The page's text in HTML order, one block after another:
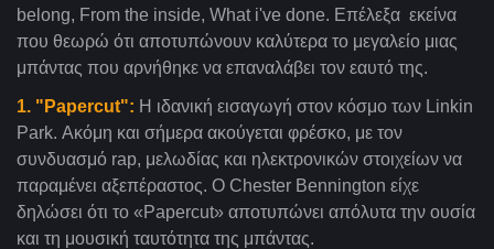
belong, From the inside, What i've done. Επέλεξα εκείνα
που θεωρώ ότι αποτυπώνουν καλύτερα το μεγαλείο μιας
μπάντας που αρνήθηκε να επαναλάβει τον εαυτό της.
1. "Papercut": Η ιδανική εισαγωγή στον κόσμο των Linkin
Park. Ακόμη και σήμερα ακούγεται φρέσκο, με τον
συνδυασμό rap, μελωδίας και ηλεκτρονικών στοιχείων να
παραμένει αξεπέραστος. Ο Chester Bennington είχε
δηλώσει ότι το «Papercut» αποτυπώνει απόλυτα την ουσία
και τη μουσική ταυτότητα της μπάντας.